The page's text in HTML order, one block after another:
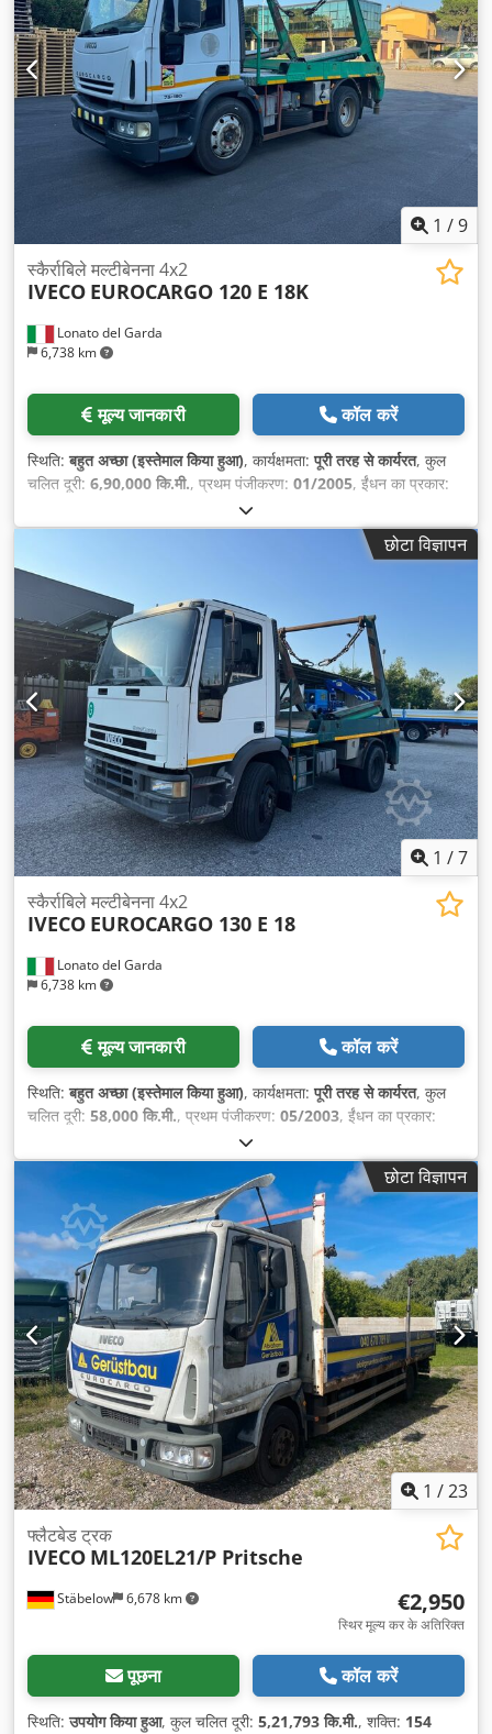
1 /9
Lonato del Garda
6,738 km
स्कैर्राबिले मल्टीबेनना 4x2
IVECO EUROCARGO 120 E 18K
मूल्य जानकारी कॉल करें
स्थिति:बहुत अच्छा (इस्तेमाल किया हुआ), कार्यक्षमता:पूरी तरह से कार्यरत, कुल
चलित दूरी: 6,90,000 कि.मी., प्रथम पंजीकरण: 01/2005, ईंधन का प्रकार:
, धुरा विन्यास:
ईंधन:डीज़ल, कुल लंबाई:6,217 मिमी, निर्माण वर्ष:2005, उपकरण:एबीएस, एयर
छोटा विज्ञापन
1 /7
Lonato del Garda
6,738 km
स्कैर्राबिले मल्टीबेनना 4x2
IVECO EUROCARGO 130 E 18
मूल्य जानकारी कॉल करें
स्थिति:बहुत अच्छा (इस्तेमाल किया हुआ), कार्यक्षमता:पूरी तरह से कार्यरत, कुल
चलित दूरी: 58,000 कि.मी., प्रथम पंजीकरण: 05/2003, ईंधन का प्रकार:
, धुरा विन्यास:
ईंधन:डीज़ल, ब्रेक:इंजन ब्रेकिंग, उत्सर्जन श्रेणी:यूरो 3, कुल लंबाई:6,220
एयर कंडीशनिंग, पूर्ण सेवा इतिहास,
छोटा विज्ञापन
1 /23
Stäbelow 6,678 km
फ्लैटबेड ट्रक
IVECO ML120EL21/P Pritsche
€2,950
स्थिर मूल्य कर के अतिरिक्त
पूछना कॉल करें
स्थिति:उपयोग किया हुआ, कुल चलित दूरी: 5,21,793 कि.मी., शक्ति: 154